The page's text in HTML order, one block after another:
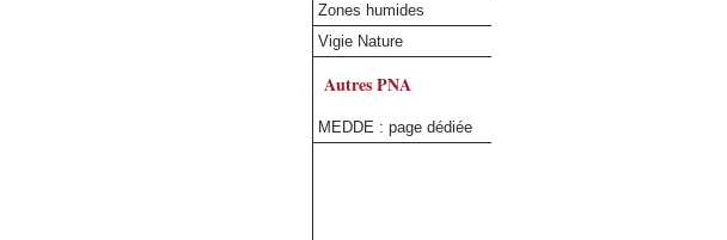
Zones humides
Vigie Nature
Autres PNA
MEDDE : page dédiée